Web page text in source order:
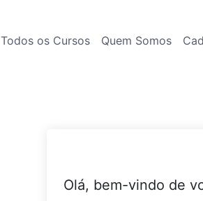
Todos os Cursos Quem Somos
Olá, bem-vindo de